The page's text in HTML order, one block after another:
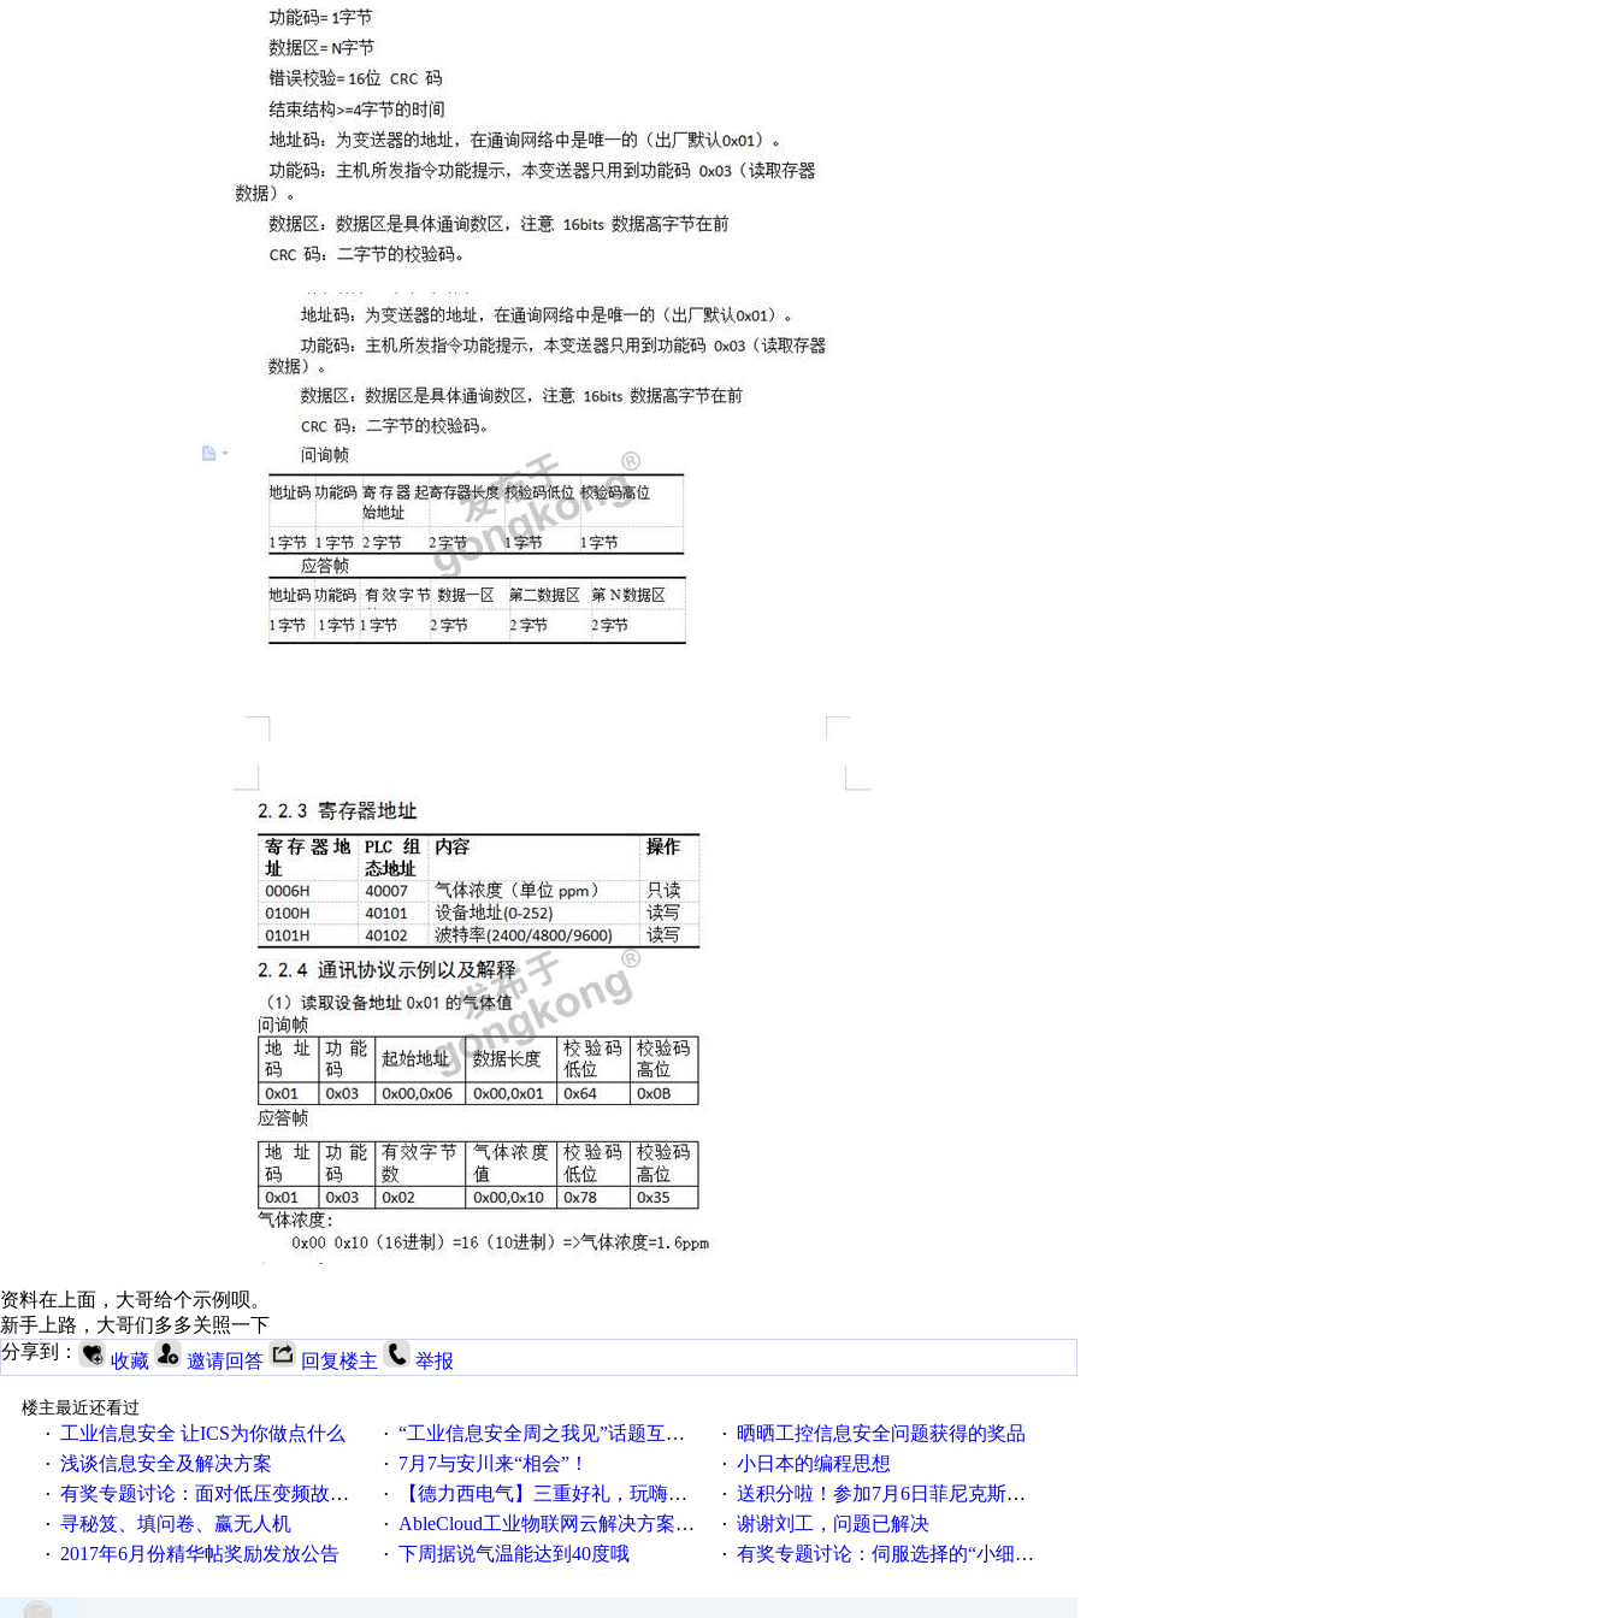
资料在上面，大哥给个示例呗。
新手上路，大哥们多多关照一下
分享到：
收藏 邀请回答 回复楼主 举报
楼主最近还看过
·
工业信息安全 让ICS为你做点什么 · “工业信息安全周之我见”话题互动获奖名单发布公告 · 晒晒工控信息安全问题获得的奖品
· 浅谈信息安全及解决方案 · 7月7与安川来“相会”！ · 小日本的编程思想
· 有奖专题讨论：面对低压变频故障，老手是这样解决的！ · 【德力西电气】三重好礼，玩嗨夏日！ · 送积分啦！参加7月6日菲尼克斯在线研讨会即得
· 寻秘笈、填问卷、赢无人机 · AbleCloud工业物联网云解决方案实践及应用 · 谢谢刘工，问题已解决
· 2017年6月份精华帖奖励发放公告 · 下周据说气温能达到40度哦 · 有奖专题讨论：伺服选择的“小细节大学问”奖励公告